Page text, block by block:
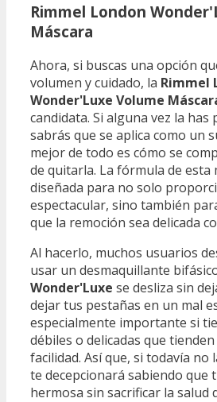
Rimmel London
Máscara
Ahora, si buscas una opción
volumen y cuidado, la Rimmel
Wonder'Luxe Volume
candidata. Si alguna vez la has
sabrás que se aplica como un
mejor de todo es cómo se
de quitarla. La fórmula de esta
diseñada para no solo
espectacular, sino también
que la remoción sea delicada
Al hacerlo, muchos usuarios
usar un desmaquillante
Wonder'Luxe se desliza sin
dejar tus pestañas en un mal
especialmente importante si
débiles o delicadas que
facilidad. Así que, si todavía no
te decepcionará sabiendo que
hermosa sin sacrificar la salud